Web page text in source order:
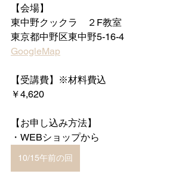
【会場】
東中野クックラ　２F教室
東京都中野区東中野5-16-4
GoogleMap
【受講費】※材料費込
￥4,620
【お申し込み方法】
・WEBショップから
10/15午前の回